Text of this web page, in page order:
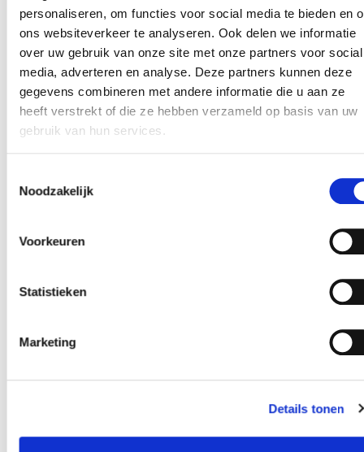
personaliseren, om functies voor social media te bieden en
ons websiteverkeer te analyseren. Ook delen we informatie
over uw gebruik van onze site met onze partners voor social
media, adverteren en analyse. Deze partners kunnen deze
gegevens combineren met andere informatie die u aan ze
heeft verstrekt of die ze hebben verzameld op basis van uw
gebruik van hun services.
Noodzakelijk
Voorkeuren
Statistieken
Marketing
Details tonen
context(NL+FR)
Robin Achterhof(KULeuven en Erasmus
Universiteit Rotterdam):
Sociale levens en de geestelijke gezondheid van
jongeren – resultaten van het SIGMA-
project(NL)
Pascal Minotte(CRéSaM):
Arnaud Philippot
Lichamelijke activiteit/sport en mentaal welzijn
van jongeren
Stigmatisering en mentaal welzijn bij jongeren
Welke jongeren
namen deel?